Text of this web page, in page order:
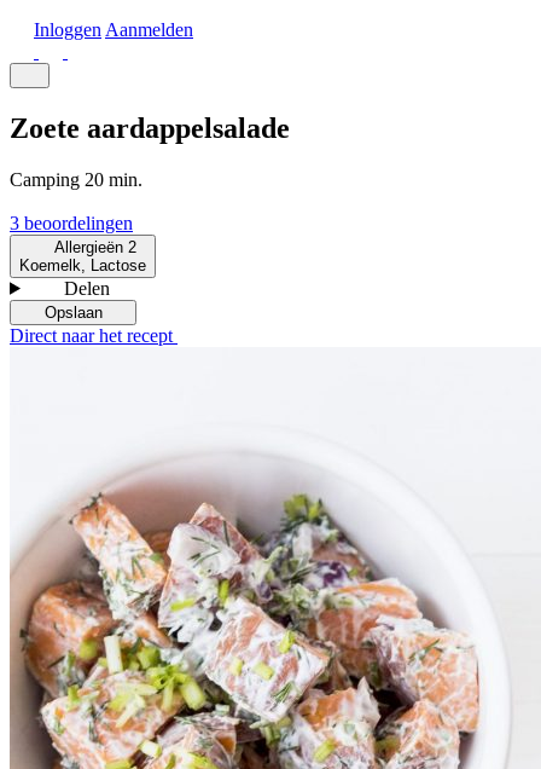
Inloggen Aanmelden
Zoete aardappelsalade
Camping 20 min.
3 beoordelingen
Allergieën 2
Koemelk, Lactose
Delen
Opslaan
Direct naar het recept